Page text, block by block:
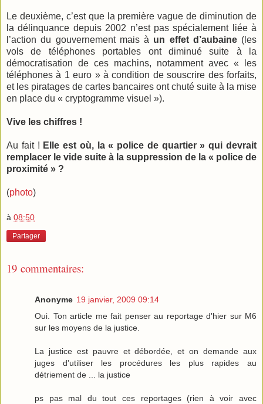
Le deuxième, c’est que la première vague de diminution de
la délinquance depuis 2002 n’est pas spécialement liée à
l’action du gouvernement mais à un effet d’aubaine(les
vols de téléphones portables ont diminué suite à la
démocratisation de ces machins, notamment avec « les
téléphones à 1 euro » à condition de souscrire des forfaits,
et les piratages de cartes bancaires ont chuté suite à la mise
en place du « cryptogramme visuel »).
Vive les chiffres !
Au fait ! Elle est où, la « police de quartier » qui devrait
remplacer le vide suite à la suppression de la « police de
proximité » ?
(photo)
à 08:50
Partager
19 commentaires:
Anonyme 19 janvier, 2009 09:14
Oui. Ton article me fait penser au reportage d'hier sur M6
sur les moyens de la justice.
La justice est pauvre et débordée, et on demande aux
juges d'utiliser les procédures les plus rapides au
détriement de ... la justice
ps pas mal du tout ces reportages (rien à voir avec